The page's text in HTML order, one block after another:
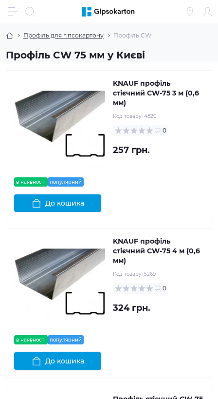
Профіль для гіпсокартону Профіль CW
Профіль CW 75 мм у Києві
в наявності популярний
KNAUF профіль
стієчний CW-75 3 м (0,6
мм)
Код товару: 4820
0
257 грн.
До кошика
в наявності популярний
KNAUF профіль
стієчний CW-75 4 м (0,6
мм)
Код товару: 5269
0
324 грн.
До кошика